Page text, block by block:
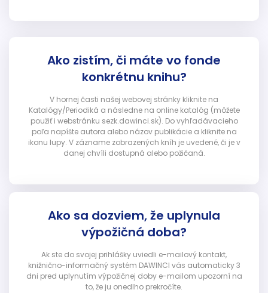
Ako zistím, či máte vo fonde
konkrétnu knihu?
V hornej časti našej webovej stránky kliknite na
Katalógy/Periodiká a následne na online katalóg (môžete
použiť i webstránku sezk.dawinci.sk). Do vyhľadávacieho
poľa napíšte autora alebo názov publikácie a kliknite na
ikonu lupy. V zázname zobrazených kníh je uvedené, či je v
danej chvíli dostupná alebo požičaná.
Ako sa dozviem, že uplynula
výpožičná doba?
Ak ste do svojej prihlášky uviedli e-mailový kontakt,
knižnično-informačný systém DAWINCI vás automaticky 3
dni pred uplynutím výpožičnej doby e-mailom upozorní na
to, že ju onedlho prekročíte.